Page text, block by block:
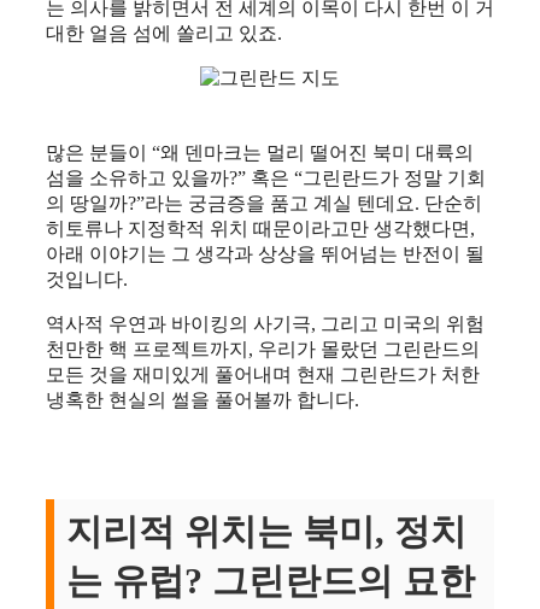
는 의사를 밝히면서 전 세계의 이목이 다시 한번 이 거
대한 얼음 섬에 쏠리고 있죠.
많은 분들이 “왜 덴마크는 멀리 떨어진 북미 대륙의
섬을 소유하고 있을까?” 혹은 “그린란드가 정말 기회
의 땅일까?”라는 궁금증을 품고 계실 텐데요. 단순히
히토류나 지정학적 위치 때문이라고만 생각했다면,
아래 이야기는 그 생각과 상상을 뛰어넘는 반전이 될
것입니다.
역사적 우연과 바이킹의 사기극, 그리고 미국의 위험
천만한 핵 프로젝트까지, 우리가 몰랐던 그린란드의
모든 것을 재미있게 풀어내며 현재 그린란드가 처한
냉혹한 현실의 썰을 풀어볼까 합니다.
지리적 위치는 북미, 정치
는 유럽? 그린란드의 묘한